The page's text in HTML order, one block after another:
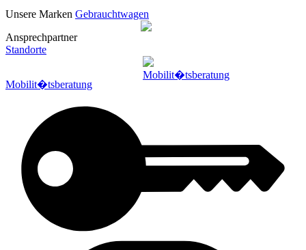
Unsere Marken Gebrauchtwagen
Ansprechpartner
Standorte
Mobilit�tsberatung